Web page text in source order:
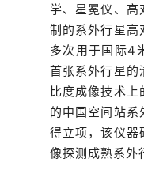
学、星冕仪、高
制的系外行星高
多次用于国际4
首张系外行星的
比度成像技术上
的中国空间站系
得立项，该仪器
像探测成熟系外